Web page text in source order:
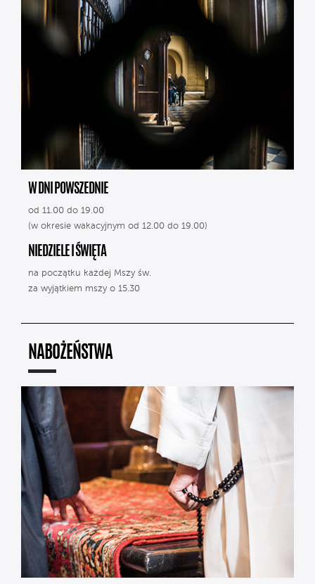
W DNI POWSZEDNIE
od 11.00 do 19.00
(w okresie wakacyjnym od 12.00 do 19.00)
NIEDZIELE I ŚWIĘTA
na początku każdej Mszy św.
za wyjątkiem mszy o 15.30
NABOŻEŃSTWA